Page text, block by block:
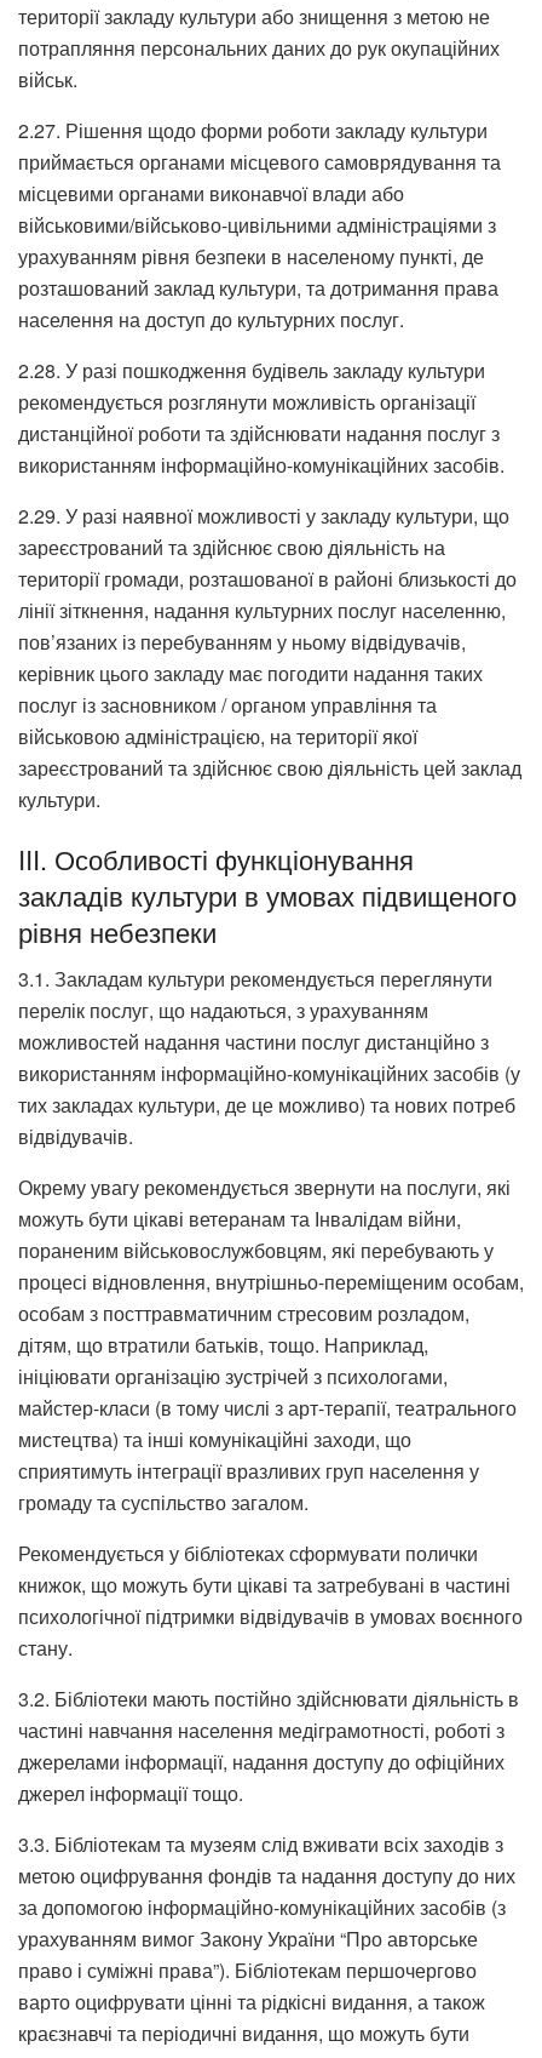
території закладу культури або знищення з метою не
потрапляння персональних даних до рук окупаційних
військ.
2.27. Рішення щодо форми роботи закладу культури
приймається органами місцевого самоврядування та
місцевими органами виконавчої влади або
військовими/військово-цивільними адміністраціями з
урахуванням рівня безпеки в населеному пункті, де
розташований заклад культури, та дотримання права
населення на доступ до культурних послуг.
2.28. У разі пошкодження будівель закладу культури
рекомендується розглянути можливість організації
дистанційної роботи та здійснювати надання послуг з
використанням інформаційно-комунікаційних засобів.
2.29. У разі наявної можливості у закладу культури, що
зареєстрований та здійснює свою діяльність на
території громади, розташованої в районі близькості до
лінії зіткнення, надання культурних послуг населенню,
пов’язаних із перебуванням у ньому відвідувачів,
керівник цього закладу має погодити надання таких
послуг із засновником / органом управління та
військовою адміністрацією, на території якої
зареєстрований та здійснює свою діяльність цей заклад
культури.
III. Особливості функціонування
закладів культури в умовах підвищеного
рівня небезпеки
3.1. Закладам культури рекомендується переглянути
перелік послуг, що надаються, з урахуванням
можливостей надання частини послуг дистанційно з
використанням інформаційно-комунікаційних засобів (у
тих закладах культури, де це можливо) та нових потреб
відвідувачів.
Окрему увагу рекомендується звернути на послуги, які
можуть бути цікаві ветеранам та Інвалідам війни,
пораненим військовослужбовцям, які перебувають у
процесі відновлення, внутрішньо-переміщеним особам,
особам з посттравматичним стресовим розладом,
дітям, що втратили батьків, тощо. Наприклад,
ініціювати організацію зустрічей з психологами,
майстер-класи (в тому числі з арт-терапії, театрального
мистецтва) та інші комунікаційні заходи, що
сприятимуть інтеграції вразливих груп населення у
громаду та суспільство загалом.
Рекомендується у бібліотеках сформувати полички
книжок, що можуть бути цікаві та затребувані в частині
психологічної підтримки відвідувачів в умовах воєнного
стану.
3.2. Бібліотеки мають постійно здійснювати діяльність в
частині навчання населення медіграмотності, роботі з
джерелами інформації, надання доступу до офіційних
джерел інформації тощо.
3.3. Бібліотекам та музеям слід вживати всіх заходів з
метою оцифрування фондів та надання доступу до них
за допомогою інформаційно-комунікаційних засобів (з
урахуванням вимог Закону України “Про авторське
право і суміжні права”). Бібліотекам першочергово
варто оцифрувати цінні та рідкісні видання, а також
краєзнавчі та періодичні видання, що можуть бути